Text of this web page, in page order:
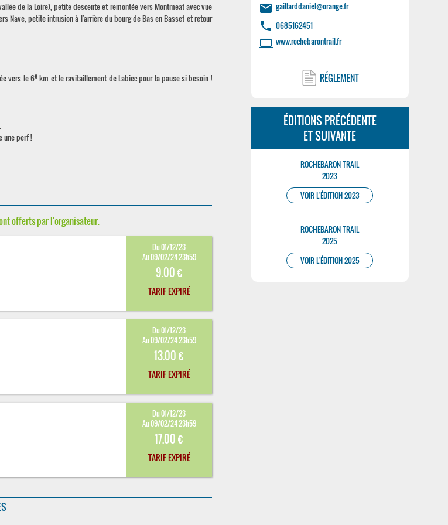
de la Loire), petite descente et remontée vers Montmeat avec vue
Nave, petite intrusion à l'arrière du bourg de Bas en Basset et retour
vers le 6ekm et le ravitaillement de Labiec pour la pause si besoin !
une perf !
offerts par l'organisateur.
Du 01/12/23
Au 09/02/24 23h59
9.00 €
TARIF EXPIRÉ
Du 01/12/23
Au 09/02/24 23h59
13.00 €
TARIF EXPIRÉ
Du 01/12/23
Au 09/02/24 23h59
17.00 €
TARIF EXPIRÉ
email gaillarddaniel@orange.fr
phone 0685162451
laptop www.rochebarontrail.fr
RÉGLEMENT
ÉDITIONS PRÉCÉDENTE
ET SUIVANTE
ROCHEBARON TRAIL
2023
VOIR L'ÉDITION 2023
ROCHEBARON TRAIL
2025
VOIR L'ÉDITION 2025